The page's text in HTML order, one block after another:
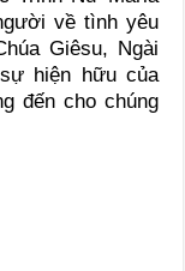
về tình yêu
Giêsu, Ngài
hiện hữu của
đến cho chúng